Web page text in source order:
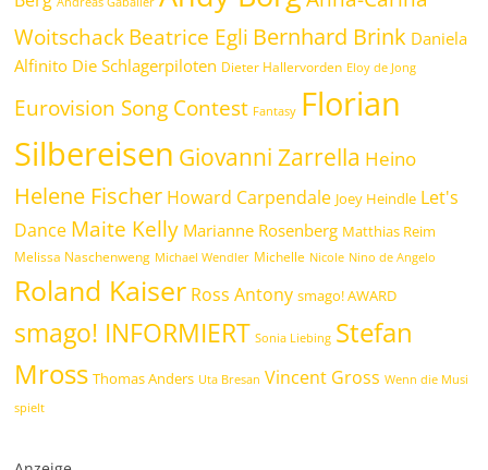
WoitschackBeatrice Egli Bernhard Brink Daniela
Alfinito Die Schlagerpiloten Dieter Hallervorden Eloy de Jong
Eurovision Song Contest Fantasy Florian
Silbereisen Giovanni Zarrella Heino
Helene Fischer Howard Carpendale Joey Heindle Let's
Dance Maite Kelly Marianne Rosenberg Matthias Reim
Melissa Naschenweng Michael Wendler Michelle Nicole Nino de Angelo
Roland Kaiser Ross Antony smago! AWARD
smago! INFORMIERT Sonia Liebing Stefan
Mross Thomas Anders Uta Bresan Vincent Gross Wenn die Musi
spielt